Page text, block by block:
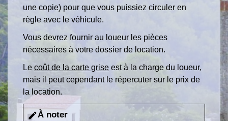
une copie) pour que vous puissiez circuler en
règle avec le véhicule.
Vous devrez fournir au loueur les pièces
nécessaires à votre dossier de location.
Le coût de la carte grise est à la charge du loueur,
mais il peut cependant le répercuter sur le prix de
la location.
editÀ noter